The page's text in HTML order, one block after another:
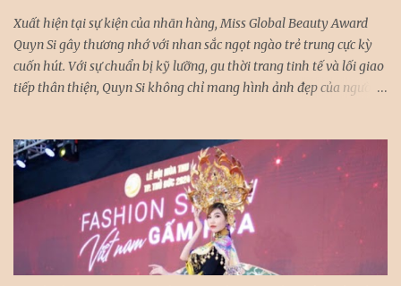
Xuất hiện tại sự kiện của nhãn hàng, Miss Global Beauty Award
Quyn Si gây thương nhớ với nhan sắc ngọt ngào trẻ trung cực kỳ
cuốn hút. Với sự chuẩn bị kỹ lưỡng, gu thời trang tinh tế và lối giao
tiếp thân thiện, Quyn Si không chỉ mang hình ảnh đẹp của người
Si mong muốn không chỉ mang đến khán giả những hình ảnh xinh
đẹp tại sự kiện, mà cô còn mong muốn giới thiệu, quảng bá cho
bạn bè thế giới những hình ảnh ấn tượng của đất nước, con người
Việt Nam. Với khả năng tiếng anh lưu loát, Quyn Si luôn được bắt
gặp với hình ảnh rạng rỡ, giao tiếp tự nhiên với những nhân vật
mà người đẹp có dịp hội ngộ trong các sự kiện quốc tế. Quyn Si
được nhận xét ngày càng thăng hạng nhan sắc, cô nhận được sự